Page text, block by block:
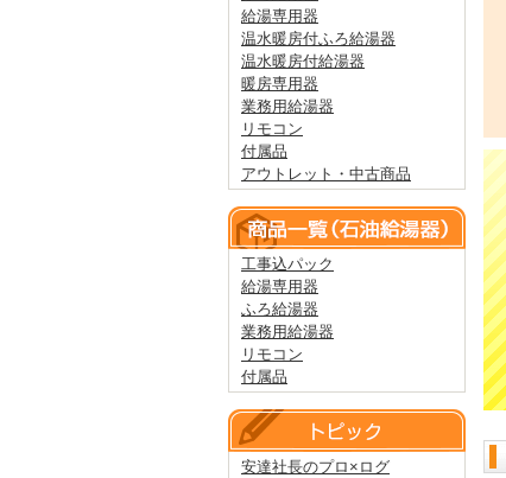
給湯専用器
温水暖房付ふろ給湯器
温水暖房付給湯器
暖房専用器
業務用給湯器
リモコン
付属品
アウトレット・中古商品
工事込パック
給湯専用器
ふろ給湯器
業務用給湯器
リモコン
付属品
安達社長のプロ×ログ